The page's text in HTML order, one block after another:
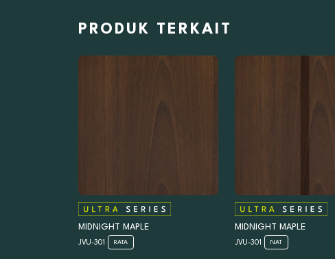
PRODUK TERKAIT
MIDNIGHT MAPLE
JVU-301 RATA
MIDNIGHT MAPLE
JVU-301 NAT